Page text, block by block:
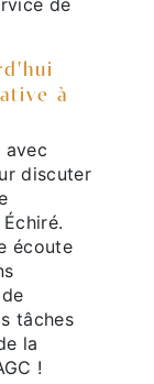
à
avec
discuter
écoute
tâches
la
!